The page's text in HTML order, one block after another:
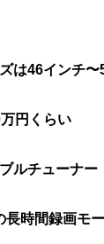
は46インチ
万円くらい
ルチューナー
長時間録画モ